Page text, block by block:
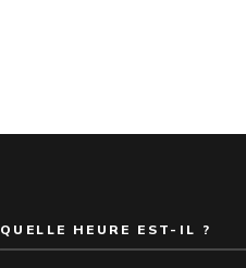
QUELLE HEURE EST-IL ?